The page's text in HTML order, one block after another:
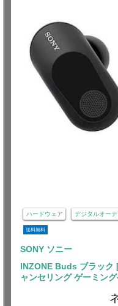
ハードウェア デジタルオーデ
送料無料
SONY ソニー
INZONE Buds ブラック
ャンセリング ゲーミン